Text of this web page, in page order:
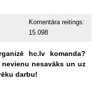
Komentāra reitings:
15.098
hc.lv
komanda?
nevienu nesavāks un uz
darbu!